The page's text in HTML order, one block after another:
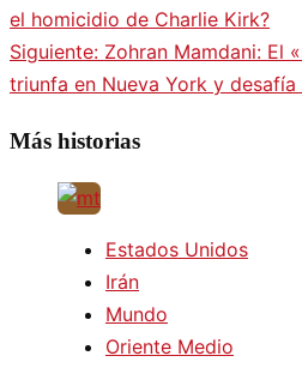
el homicidio de Charlie Kirk?
Siguiente: Zohran Mamdani: El
triunfa en Nueva York y desafía
Más historias
Estados Unidos
Irán
Mundo
Oriente Medio